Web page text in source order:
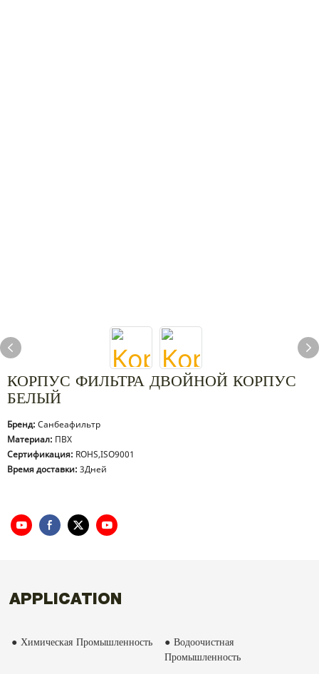
КОРПУС ФИЛЬТРА ДВОЙНОЙ КОРПУС
БЕЛЫЙ
Бренд: Санбеафильтр
Материал: ПВХ
Сертификация: ROHS,ISO9001
Время доставки: 3Дней
APPLICATION
● Химическая Промышленность
● Водоочистная
Промышленность